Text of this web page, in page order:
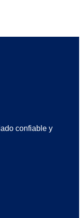
confiable y